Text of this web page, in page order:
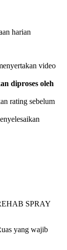
harian
video
diproses oleh
rating sebelum
SPRAY
yang wajib